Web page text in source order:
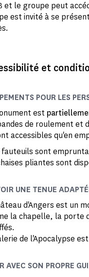
et le groupe peut
est invité à se
et
POUR LES
est
de roulement et
accessibles qu'en
fauteuils sont
pliantes sont
UNE TENUE
d'Angers est un
la chapelle, la porte
de l'Apocalypse
AVEC SON PROPRE